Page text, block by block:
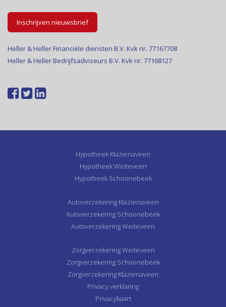
Inschrijven nieuwsbrief
Heller & Heller Financiële diensten B.V. Kvk nr. 77167708
Heller & Heller Bedrijfsadviseurs B.V. Kvk nr. 77168127
Hypotheek Klazienaveen
Hypotheek Weiteveen
Hypotheek Schoonebeek
Autoverzekering Klazienaveen
Autoverzekering Schoonebeek
Autoverzekering Weiteveen
Zorgverzekering Weiteveen
Zorgverzekering Schoonebeek
Zorgverzekering Klazienaveen
Privacy verklaring
Privacykaart